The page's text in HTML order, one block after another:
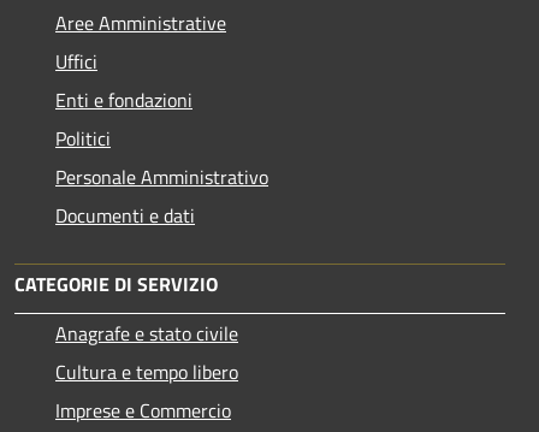
Aree Amministrative
Uffici
Enti e fondazioni
Politici
Personale Amministrativo
Documenti e dati
CATEGORIE DI SERVIZIO
Anagrafe e stato civile
Cultura e tempo libero
Imprese e Commercio